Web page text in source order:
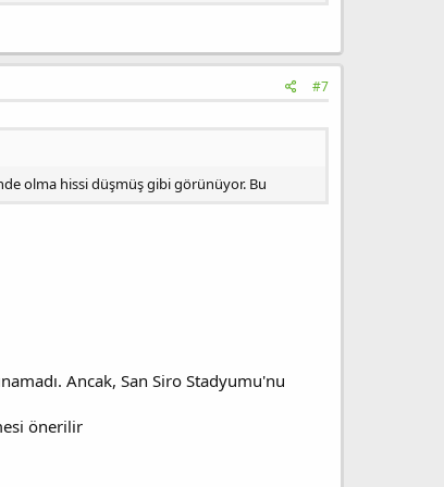
#7
olma hissi düşmüş gibi görünüyor. Bu
Ancak, San Siro Stadyumu'nu
önerilir